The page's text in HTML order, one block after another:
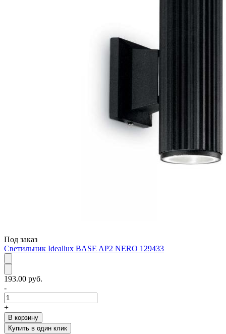
Под заказ
Светильник Ideallux BASE AP2 NERO 129433
193.00 руб.
-
+
В корзину
Купить в один клик